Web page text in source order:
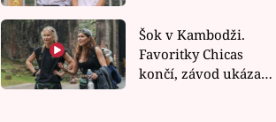
závodu nůž na krku
Šok v Kambodži.
Favoritky Chicas
končí, závod ukázal